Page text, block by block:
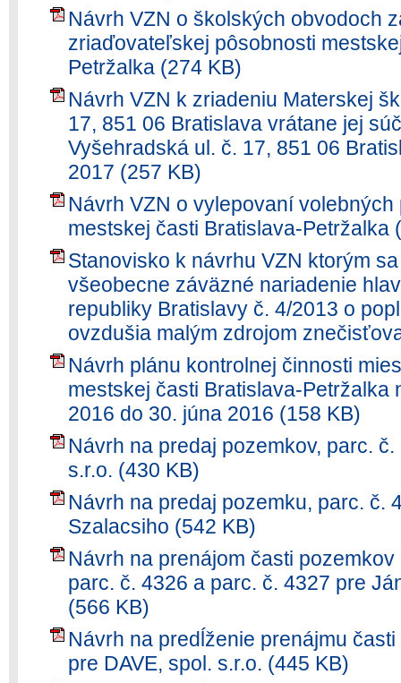
Návrh VZN o školských obvodoch
zriaďovateľskej pôsobnosti
Petržalka (274 KB)
Návrh VZN k zriadeniu Materskej
17, 851 06 Bratislava vrátane jej
Vyšehradská ul. č. 17, 851 06
2017 (257 KB)
Návrh VZN o vylepovaní
mestskej časti Bratislava-Petržalka
Stanovisko k návrhu VZN ktorým
všeobecne záväzné nariadenie
republiky Bratislavy č. 4/2013 o
ovzdušia malým zdrojom
Návrh plánu kontrolnej činnosti
mestskej časti Bratislava-Petržalka
2016 do 30. júna 2016 (158 KB)
Návrh na predaj pozemkov, parc.
s.r.o. (430 KB)
Návrh na predaj pozemku, parc. č.
Szalacsiho (542 KB)
Návrh na prenájom časti pozemkov
parc. č. 4326 a parc. č. 4327 pre
(566 KB)
Návrh na predĺženie prenájmu
pre DAVE, spol. s.r.o. (445 KB)